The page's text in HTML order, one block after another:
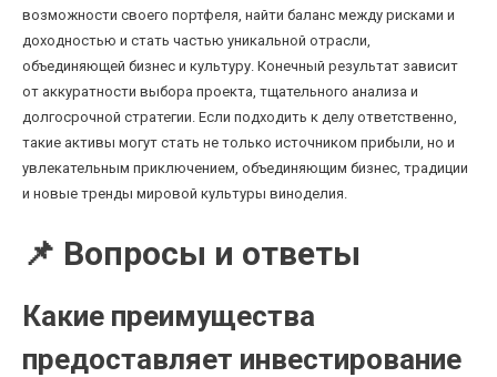
возможности своего портфеля, найти баланс между рисками и
доходностью и стать частью уникальной отрасли,
объединяющей бизнес и культуру. Конечный результат зависит
от аккуратности выбора проекта, тщательного анализа и
долгосрочной стратегии. Если подходить к делу ответственно,
такие активы могут стать не только источником прибыли, но и
увлекательным приключением, объединяющим бизнес, традиции
и новые тренды мировой культуры виноделия.
📌 Вопросы и ответы
Какие преимущества
предоставляет инвестирование